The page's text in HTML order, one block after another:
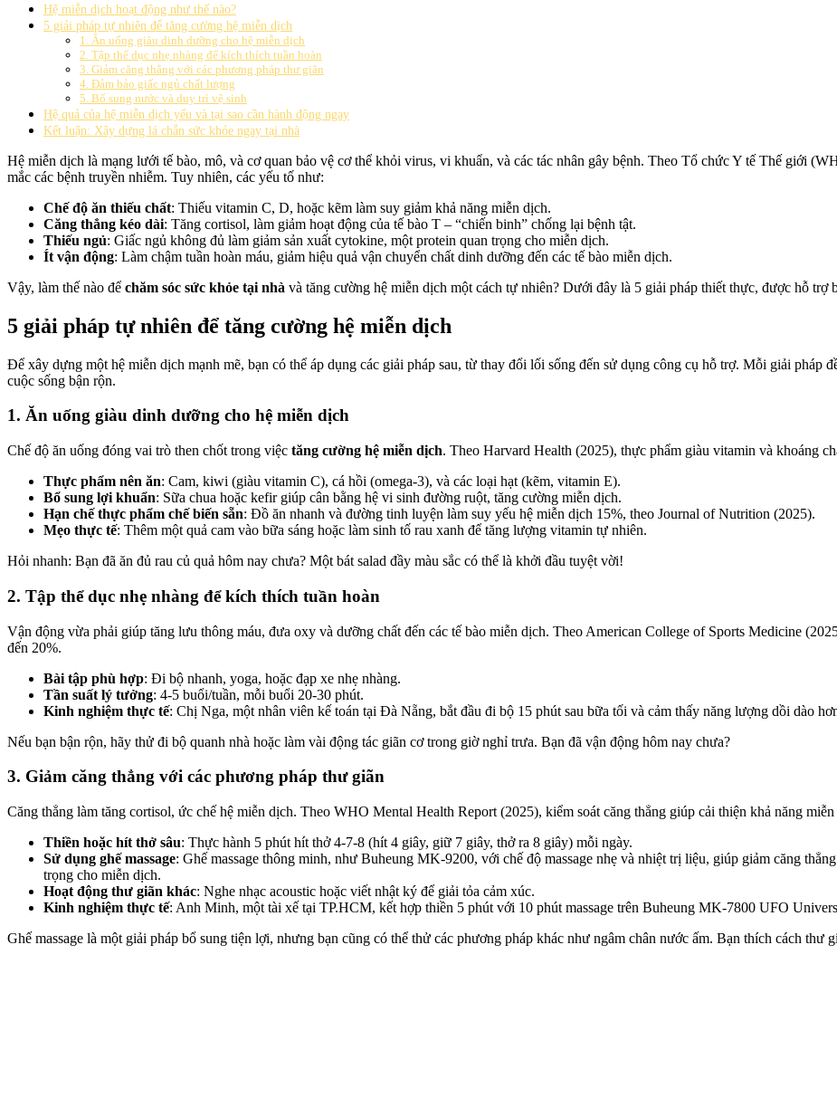
Hệ miễn dịch hoạt động như thế nào?
5 giải pháp tự nhiên để tăng cường hệ miễn dịch
1. Ăn uống giàu dinh dưỡng cho hệ miễn dịch
2. Tập thể dục nhẹ nhàng để kích thích tuần hoàn
3. Giảm căng thẳng với các phương pháp thư giãn
4. Đảm bảo giấc ngủ chất lượng
5. Bổ sung nước và duy trì vệ sinh
Hệ quả của hệ miễn dịch yếu và tại sao cần hành động ngay
Kết luận: Xây dựng lá chắn sức khỏe ngay tại nhà
Hệ miễn dịch là mạng lưới tế bào, mô, và cơ quan bảo vệ cơ thể khỏi virus, vi khuẩn, và các tác nhân gây bệnh. Theo Tổ chức Y tế Thế giới
mắc các bệnh truyền nhiễm. Tuy nhiên, các yếu tố như:
Chế độ ăn thiếu chất: Thiếu vitamin C, D, hoặc kẽm làm suy giảm khả năng miễn dịch.
Căng thẳng kéo dài: Tăng cortisol, làm giảm hoạt động của tế bào T – “chiến binh” chống lại bệnh tật.
Thiếu ngủ: Giấc ngủ không đủ làm giảm sản xuất cytokine, một protein quan trọng cho miễn dịch.
Ít vận động: Làm chậm tuần hoàn máu, giảm hiệu quả vận chuyển chất dinh dưỡng đến các tế bào miễn dịch.
Vậy, làm thế nào để chăm sóc sức khỏe tại nhà và tăng cường hệ miễn dịch một cách tự nhiên? Dưới đây là 5 giải pháp thiết thực, được hỗ trợ
5 giải pháp tự nhiên để tăng cường hệ miễn dịch
Để xây dựng một hệ miễn dịch mạnh mẽ, bạn có thể áp dụng các giải pháp sau, từ thay đổi lối sống đến sử dụng công cụ hỗ trợ. Mỗi giải pháp
cuộc sống bận rộn.
1. Ăn uống giàu dinh dưỡng cho hệ miễn dịch
Chế độ ăn uống đóng vai trò then chốt trong việc tăng cường hệ miễn dịch. Theo Harvard Health (2025), thực phẩm giàu vitamin và khoáng
Thực phẩm nên ăn: Cam, kiwi (giàu vitamin C), cá hồi (omega-3), và các loại hạt (kẽm, vitamin E).
Bổ sung lợi khuẩn: Sữa chua hoặc kefir giúp cân bằng hệ vi sinh đường ruột, tăng cường miễn dịch.
Hạn chế thực phẩm chế biến sẵn: Đồ ăn nhanh và đường tinh luyện làm suy yếu hệ miễn dịch 15%, theo Journal of Nutrition (2025).
Mẹo thực tế: Thêm một quả cam vào bữa sáng hoặc làm sinh tố rau xanh để tăng lượng vitamin tự nhiên.
Hỏi nhanh: Bạn đã ăn đủ rau củ quả hôm nay chưa? Một bát salad đầy màu sắc có thể là khởi đầu tuyệt vời!
2. Tập thể dục nhẹ nhàng để kích thích tuần hoàn
Vận động vừa phải giúp tăng lưu thông máu, đưa oxy và dưỡng chất đến các tế bào miễn dịch. Theo American College of Sports Medicine
đến 20%.
Bài tập phù hợp: Đi bộ nhanh, yoga, hoặc đạp xe nhẹ nhàng.
Tần suất lý tưởng: 4-5 buổi/tuần, mỗi buổi 20-30 phút.
Kinh nghiệm thực tế: Chị Nga, một nhân viên kế toán tại Đà Nẵng, bắt đầu đi bộ 15 phút sau bữa tối và cảm thấy năng lượng dồi dào
Nếu bạn bận rộn, hãy thử đi bộ quanh nhà hoặc làm vài động tác giãn cơ trong giờ nghỉ trưa. Bạn đã vận động hôm nay chưa?
3. Giảm căng thẳng với các phương pháp thư giãn
Căng thẳng làm tăng cortisol, ức chế hệ miễn dịch. Theo WHO Mental Health Report (2025), kiểm soát căng thẳng giúp cải thiện khả năng
Thiền hoặc hít thở sâu: Thực hành 5 phút hít thở 4-7-8 (hít 4 giây, giữ 7 giây, thở ra 8 giây) mỗi ngày.
Sử dụng ghế massage: Ghế massage thông minh, như Buheung MK-9200, với chế độ massage nhẹ và nhiệt trị liệu, giúp giảm căng
trọng cho miễn dịch.
Hoạt động thư giãn khác: Nghe nhạc acoustic hoặc viết nhật ký để giải tỏa cảm xúc.
Kinh nghiệm thực tế: Anh Minh, một tài xế tại TP.HCM, kết hợp thiền 5 phút với 10 phút massage trên Buheung MK-7800 UFO
Ghế massage là một giải pháp bổ sung tiện lợi, nhưng bạn cũng có thể thử các phương pháp khác như ngâm chân nước ấm. Bạn thích cách thư